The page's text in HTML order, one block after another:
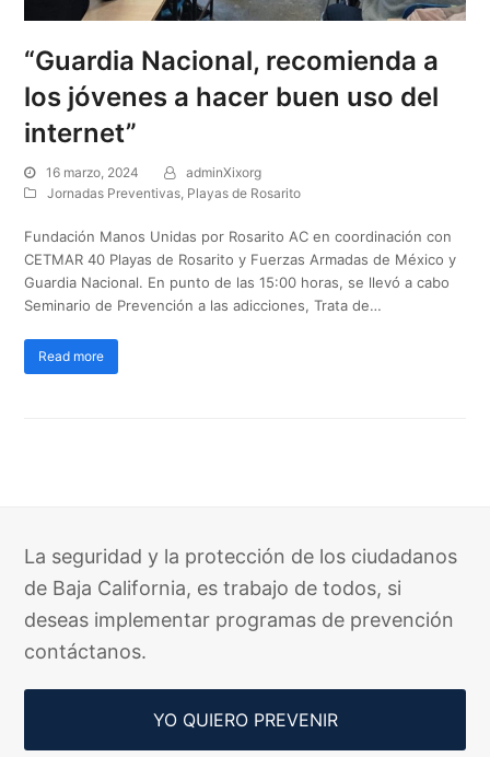
“Guardia Nacional, recomienda a
los jóvenes a hacer buen uso del
internet”
16 marzo, 2024
adminXixorg
Jornadas Preventivas, Playas de Rosarito
Fundación Manos Unidas por Rosarito AC en coordinación con
CETMAR 40 Playas de Rosarito y Fuerzas Armadas de México y
Guardia Nacional. En punto de las 15:00 horas, se llevó a cabo
Seminario de Prevención a las adicciones, Trata de…
Read more
La seguridad y la protección de los ciudadanos
de Baja California, es trabajo de todos, si
deseas implementar programas de prevención
contáctanos.
YO QUIERO PREVENIR